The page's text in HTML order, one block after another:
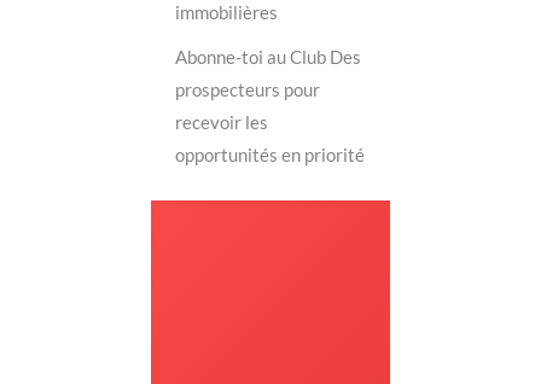
immobilières
Abonne-toi au Club Des
prospecteurs pour
recevoir les
opportunités en priorité